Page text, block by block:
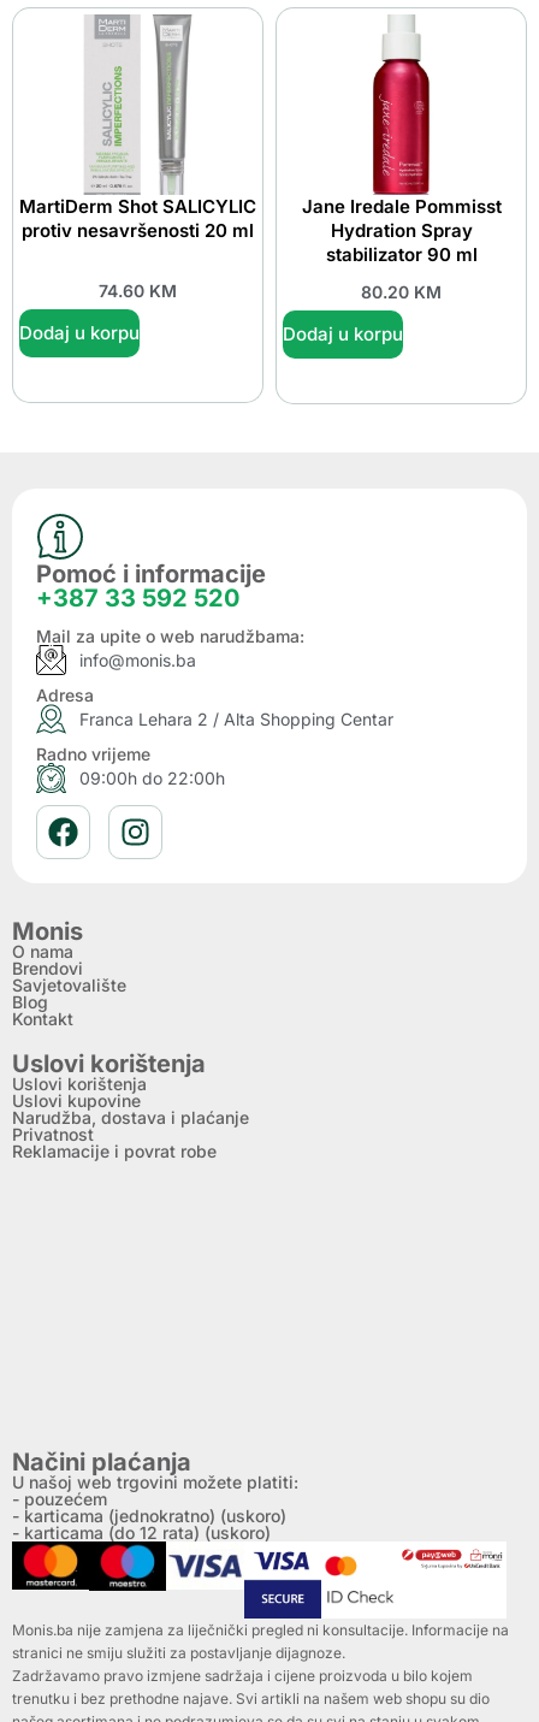
MartiDerm Shot SALICYLIC
protiv nesavršenosti 20 ml
74.60 KM
Dodaj u korpu
Jane Iredale Pommisst
Hydration Spray
stabilizator 90 ml
80.20 KM
Dodaj u korpu
Pomoć i informacije
+387 33 592 520
Mail za upite o web narudžbama:
info@monis.ba
Adresa
Franca Lehara 2 / Alta Shopping Centar
Radno vrijeme
09:00h do 22:00h
Monis
O nama
Brendovi
Savjetovalište
Blog
Kontakt
Uslovi korištenja
Uslovi korištenja
Uslovi kupovine
Narudžba, dostava i plaćanje
Privatnost
Reklamacije i povrat robe
Načini plaćanja
U našoj web trgovini možete platiti:
- pouzećem
- karticama (jednokratno) (uskoro)
- karticama (do 12 rata) (uskoro)
Monis.ba nije zamjena za liječnički pregled ni konsultacije. Informacije na
stranici ne smiju služiti za postavljanje dijagnoze.
Zadržavamo pravo izmjene sadržaja i cijene proizvoda u bilo kojem
trenutku i bez prethodne najave. Svi artikli na našem web shopu su dio